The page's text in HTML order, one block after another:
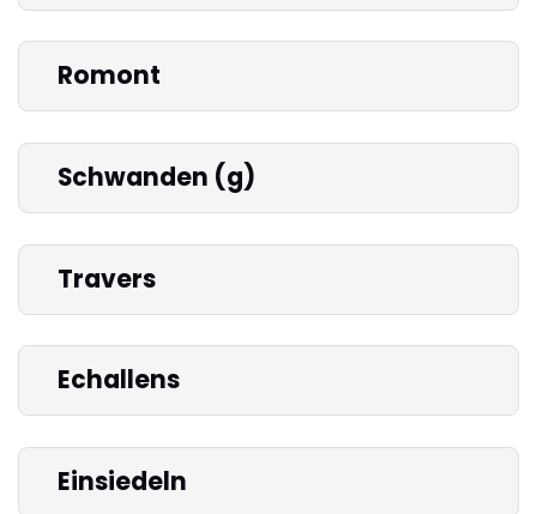
Romont
Schwanden (g)
Travers
Echallens
Einsiedeln